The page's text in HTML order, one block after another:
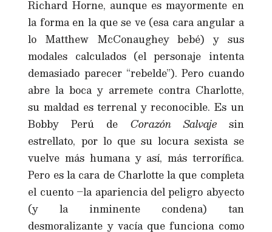
Richard Horne, aunque es mayormente en
la forma en la que se ve (esa cara angular a
lo Matthew McConaughey bebé) y sus
modales calculados (el personaje intenta
demasiado parecer “rebelde”). Pero cuando
abre la boca y arremete contra Charlotte,
su maldad es terrenal y reconocible. Es un
Bobby Perú de Corazón Salvajesin
estrellato, por lo que su locura sexista se
vuelve más humana y así, más terrorífica.
Pero es la cara de Charlotte la que completa
el cuento –la apariencia del peligro abyecto
(y la inminente condena) tan
desmoralizante y vacía que funciona como